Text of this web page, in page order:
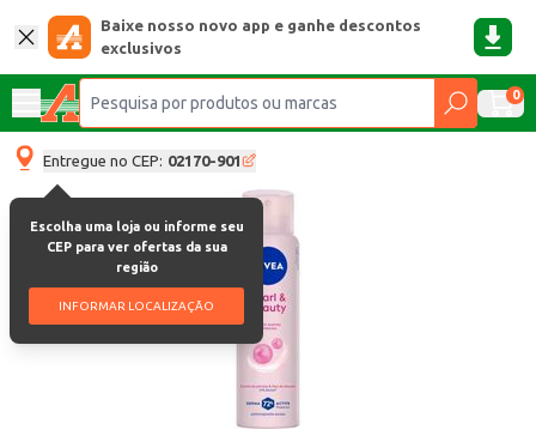
Baixe nosso novo app e ganhe descontos
exclusivos
0
Entregue no CEP: 02170-901
Escolha uma loja ou informe seu
CEP para ver ofertas da sua
região
INFORMAR LOCALIZAÇÃO